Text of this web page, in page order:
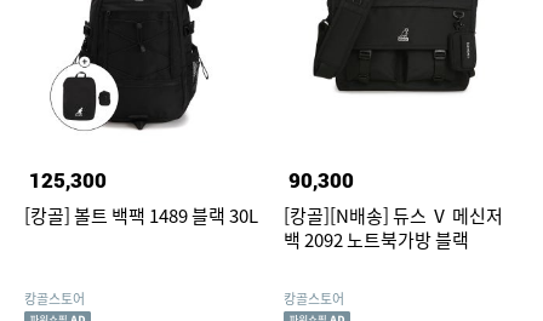
125,300
[캉골] 볼트 백팩 1489 블랙 30L
캉골스토어
90,300
[캉골][N배송] 듀스 Ⅴ 메신저
백 2092 노트북가방 블랙
캉골스토어